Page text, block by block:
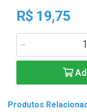
R$ 19,75
Produtos